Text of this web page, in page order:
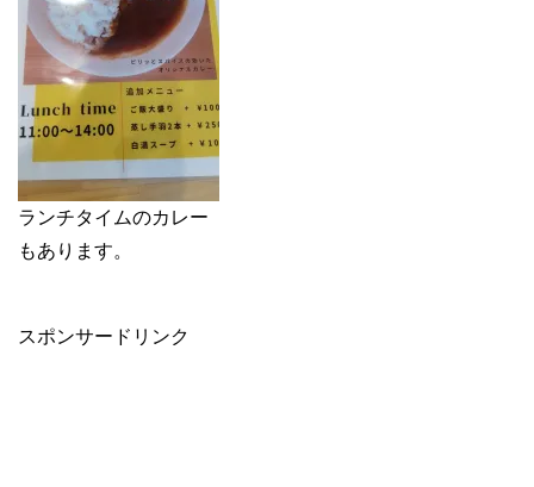
ランチタイムのカレー
もあります。
スポンサードリンク